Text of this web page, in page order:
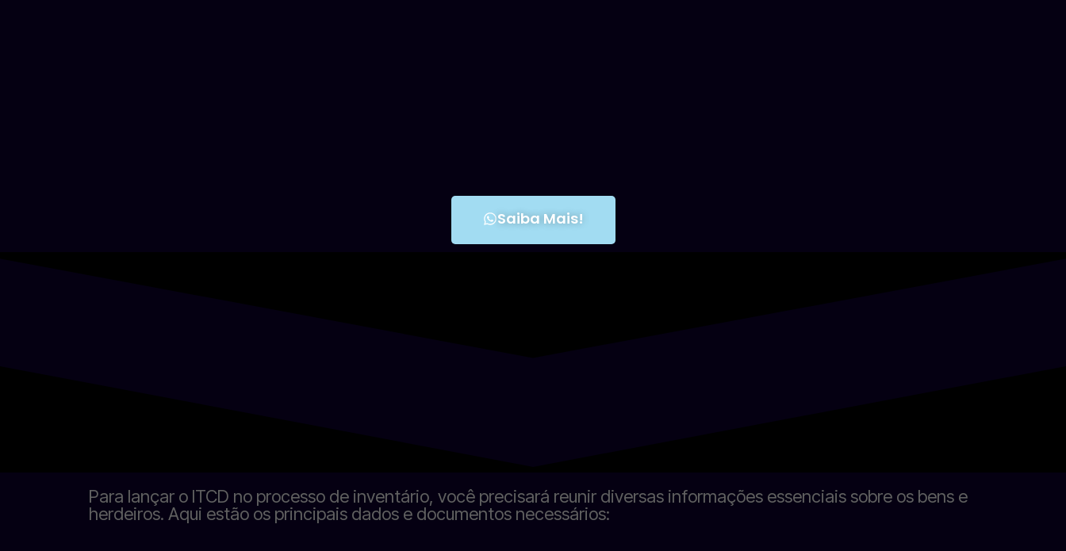
Saiba Mais!
Para lançar o ITCD no processo de inventário, você precisará reunir diversas informações essenciais sobre os bens e
herdeiros. Aqui estão os principais dados e documentos necessários: